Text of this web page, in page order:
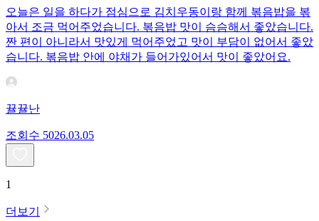
오늘은 일을 하다가 점심으로 김치우동이랑 함께 볶음밥을 볶
아서 조금 먹어주었습니다. 볶음밥 맛이 슴슴해서 좋았습니다.
짠 편이 아니라서 맛있게 먹어주었고 맛이 부담이 없어서 좋았
습니다. 볶음밥 안에 야채가 들어가있어서 맛이 좋았어요.
뀰뀰난
조회수 5026.03.05
1
더보기